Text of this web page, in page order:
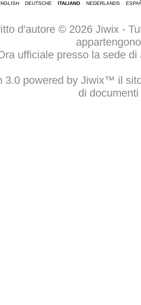
DEUTSCHE ITALIANO NEDERLANDS
d'autore © 2026 Jiwix -
ufficiale presso la sede
3.0 powered by Jiwix™ il
di